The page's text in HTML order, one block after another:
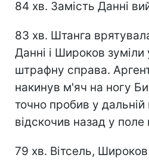
84 хв. Замість Данні
83 хв. Штанга
Данні і Широков зуміли
штрафну справа.
накинув м'яч на ногу
точно пробив у
відскочив назад у поле
79 хв. Вітсель,